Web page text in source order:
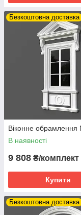
Безкоштовна доставка
Віконне обрамлення
В наявності
9 808 ₴/комплект
Купити
Безкоштовна доставка